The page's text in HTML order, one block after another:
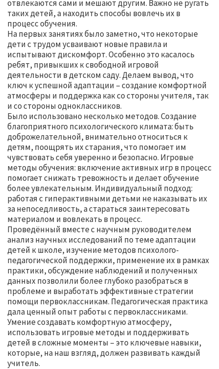
отвлекаются сами и мешают другим. Важно не ругать
таких детей, а находить способы вовлечь их в
процесс обучения.
На первых занятиях было заметно, что некоторые
дети с трудом усваивают новые правила и
испытывают дискомфорт. Особенно это касалось
ребят, привыкших к свободной игровой
деятельности в детском саду. Делаем вывод, что
ключ к успешной адаптации – создание комфортной
атмосферы и поддержка как со стороны учителя, так
и со стороны одноклассников.
Было использовано несколько методов. Создание
благоприятного психологического климата: быть
доброжелательной, внимательно относиться к
детям, поощрять их старания, что помогает им
чувствовать себя уверенно и безопасно. Игровые
методы обучения: включение активных игр в процесс
помогает снижать тревожность и делает обучение
более увлекательным. Индивидуальный подход:
работая с гиперактивными детьми не наказывать их
за непоседливость, а стараться заинтересовать
материалом и вовлекать в процесс.
Проведённый вместе с научным руководителем
анализ научных исследований по теме адаптации
детей к школе, изучение методов психолого-
педагогической поддержки, применение их в рамках
практики, обсуждение наблюдений и полученных
данных позволили более глубоко разобраться в
проблеме и выработать эффективные стратегии
помощи первоклассникам. Педагогическая практика
дала ценный опыт работы с первоклассниками.
Умение создавать комфортную атмосферу,
использовать игровые методы и поддерживать
детей в сложные моменты – это ключевые навыки,
которые, на наш взгляд, должен развивать каждый
учитель.